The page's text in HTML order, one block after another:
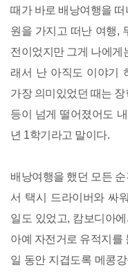
때가 바로 배낭여행을
원을 가지고 떠난 여행,
전이었지만 그게 나에게
래서 난 아직도 이야기
가장 의미있었던 때는
등이 넘게 떨어졌어도
년 1학기라고 말이다.
배낭여행을 했던 모든
서 택시 드라이버와 싸
일도 있었고, 캄보디아
아예 자전거로 유적지를
일 동안 지겹도록 메콩